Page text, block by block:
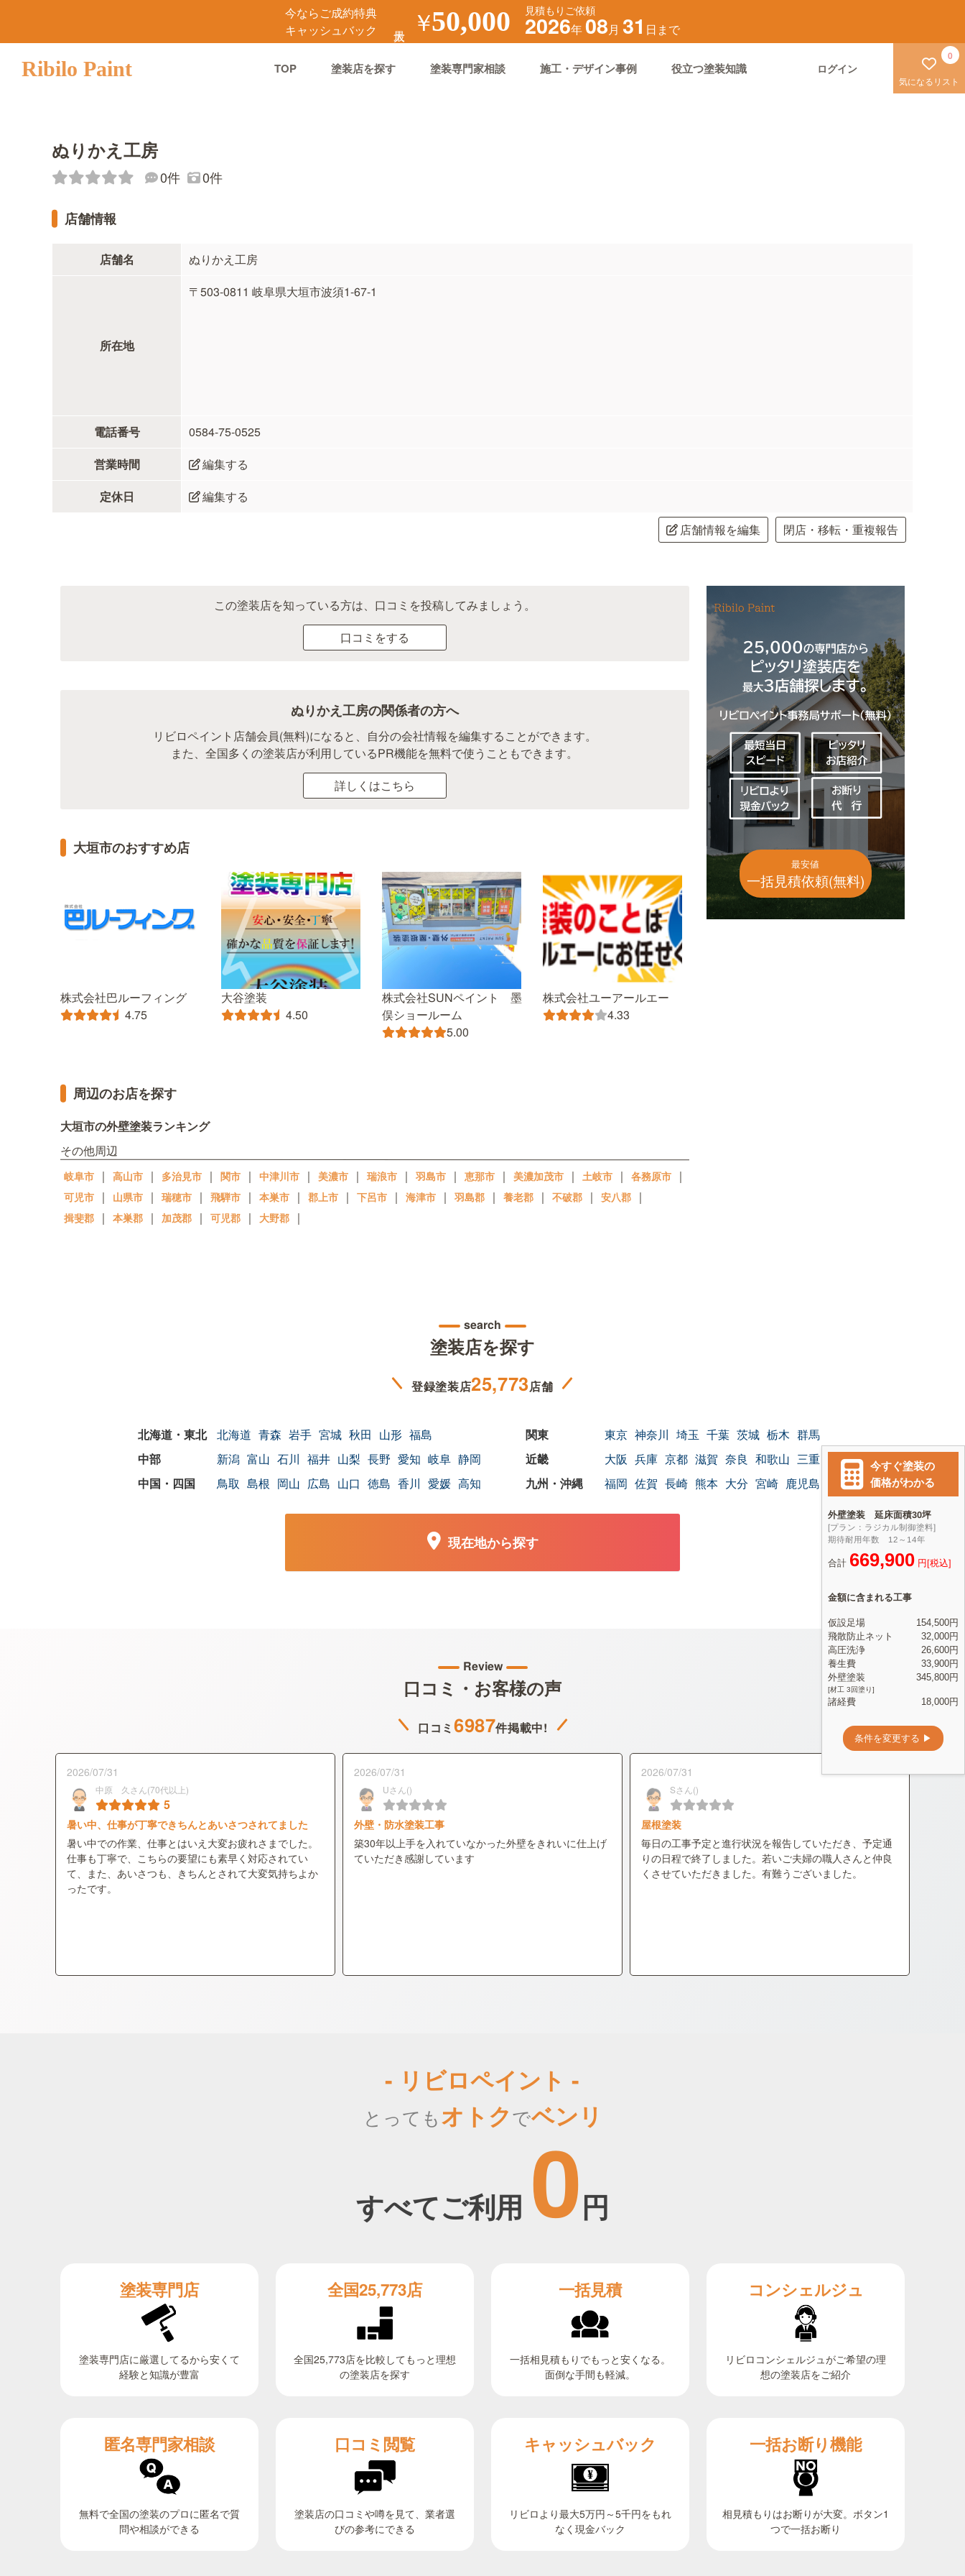
今ならご成約特典
キャッシュバック
￥50,000 見積もりご依頼
2026年08月 31 日まで
Ribilo Paint TOP 塗装店を探す 塗装専門家相談 施工・デザイン事例 役立つ塗装知識 ログイン
気になるリスト
0
ぬりかえ工房
0件 0件
店舗情報
店舗名 ぬりかえ工房
所在地
〒503-0811 岐阜県大垣市波須1-67-1
電話番号
0584-75-0525
営業時間
編集する
定休日
編集する
店舗情報を編集
閉店・移転・重複報告
この塗装店を知っている方は、口コミを投稿してみましょう。
口コミをする
ぬりかえ工房の関係者の方へ
リビロペイント店舗会員(無料)になると、自分の会社情報を編集することができます。
また、全国多くの塗装店が利用しているPR機能を無料で使うこともできます。
詳しくはこちら
大垣市のおすすめ店
株式会社巴ルーフィング
4.75
大谷塗装
4.50
株式会社SUNペイント 墨
俣ショールーム
5.00
株式会社ユーアールエー
4.33
周辺のお店を探す
大垣市の外壁塗装ランキング
その他周辺
岐阜市 ｜ 高山市 ｜ 多治見市 ｜ 関市 ｜ 中津川市 ｜ 美濃市 ｜ 瑞浪市 ｜ 羽島市 ｜ 恵那市 ｜ 美濃加茂市 ｜ 土岐市 ｜ 各務原市 ｜
可児市 ｜ 山県市 ｜ 瑞穂市 ｜ 飛騨市 ｜ 本巣市 ｜ 郡上市 ｜ 下呂市 ｜ 海津市 ｜ 羽島郡 ｜ 養老郡 ｜ 不破郡 ｜ 安八郡 ｜
揖斐郡 ｜ 本巣郡 ｜ 加茂郡 ｜ 可児郡 ｜ 大野郡 ｜
最安値
一括見積依頼(無料)
search
塗装店を探す
登録塗装店25,773店舗
北海道 青森 岩手 宮城 秋田 山形 福島 東京 神奈川 埼玉 千葉 茨城 栃木 群馬
新潟 富山 石川 福井 山梨 長野 愛知 岐阜 静岡 大阪 兵庫 京都 滋賀 奈良 和歌山 三重
鳥取 島根 岡山 広島 山口 徳島 香川 愛媛 高知 福岡 佐賀 長崎 熊本 大分 宮崎 鹿児島 沖縄
現在地から探す
Review
口コミ・お客様の声
口コミ 6987件掲載中!
2026/07/31
中原 久さん(70代以上)
5
暑い中、仕事が丁寧できちんとあいさつされてました
暑い中での作業、仕事とはいえ大変お疲れさまでした。
仕事も丁寧で、こちらの要望にも素早く対応されてい
て、また、あいさつも、きちんとされて大変気持ちよか
ったです。
2026/07/31
Uさん()
外壁・防水塗装工事
築30年以上手を入れていなかった外壁をきれいに仕上げ
ていただき感謝しています
2026/07/31
Sさん()
屋根塗装
毎日の工事予定と進行状況を報告していただき、予定通
りの日程で終了しました。若いご夫婦の職人さんと仲良
くさせていただきました。有難うございました。
- リビロペイント -
とってもオトクでベンリ
すべてご利用 0円
塗装専門店
塗装専門店に厳選してるから安くて
経験と知識が豊富
全国25,773店
全国25,773店を比較してもっと理想
の塗装店を探す
一括見積
一括相見積もりでもっと安くなる。
面倒な手間も軽減。
コンシェルジュ
リビロコンシェルジュがご希望の理
想の塗装店をご紹介
匿名専門家相談
無料で全国の塗装のプロに匿名で質
問や相談ができる
口コミ閲覧
塗装店の口コミや噂を見て、業者選
びの参考にできる
キャッシュバック
リビロより最大5万円～5千円をもれ
なく現金バック
一括お断り機能
相見積もりはお断りが大変。ボタン1
つで一括お断り